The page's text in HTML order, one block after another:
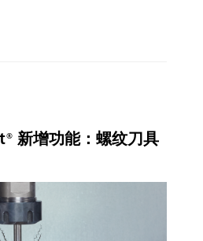
新增功能：螺纹刀具